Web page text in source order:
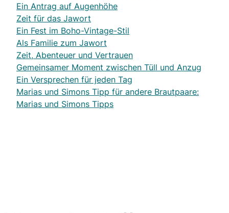
Ein Antrag auf Augenhöhe
Zeit für das Jawort
Ein Fest im Boho-Vintage-Stil
Als Familie zum Jawort
Zeit, Abenteuer und Vertrauen
Gemeinsamer Moment zwischen Tüll und Anzug
Ein Versprechen für jeden Tag
Marias und Simons Tipp für andere Brautpaare:
Marias und Simons Tipps